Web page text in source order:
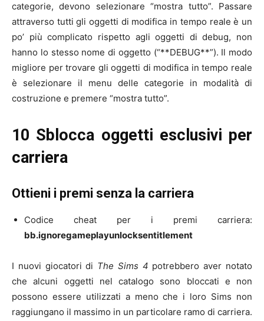
categorie, devono selezionare “mostra tutto”. Passare
attraverso tutti gli oggetti di modifica in tempo reale è un
po’ più complicato rispetto agli oggetti di debug, non
hanno lo stesso nome di oggetto (“**DEBUG**”). Il modo
migliore per trovare gli oggetti di modifica in tempo reale
è selezionare il menu delle categorie in modalità di
costruzione e premere “mostra tutto”.
10 Sblocca oggetti esclusivi per
carriera
Ottieni i premi senza la carriera
Codice cheat per i premi carriera:
bb.ignoregameplayunlocksentitlement
I nuovi giocatori di The Sims 4 potrebbero aver notato
che alcuni oggetti nel catalogo sono bloccati e non
possono essere utilizzati a meno che i loro Sims non
raggiungano il massimo in un particolare ramo di carriera.